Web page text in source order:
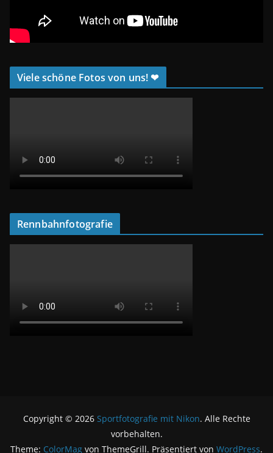
Viele schöne Fotos von uns! ❤
Rennbahnfotografie
Copyright © 2026 Sportfotografie mit Nikon. Alle Rechte
vorbehalten.
Theme: ColorMag von ThemeGrill. Präsentiert von WordPress.